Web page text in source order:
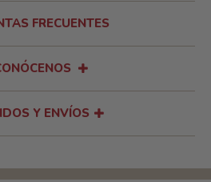
FRECUENTES
Y ENVÍOS